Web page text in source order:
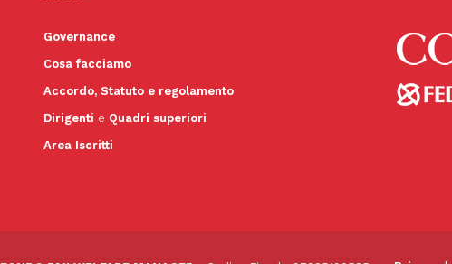
Governance
Cosa facciamo
Accordo, Statuto e regolamento
Dirigenti e Quadri superiori
Area Iscritti